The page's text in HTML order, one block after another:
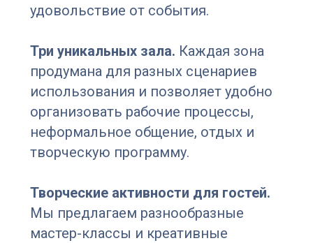
удовольствие от события.
Три уникальных зала. Каждая зона
продумана для разных сценариев
использования и позволяет удобно
организовать рабочие процессы,
неформальное общение, отдых и
творческую программу.
Творческие активности для гостей.
Мы предлагаем разнообразные
мастер-классы и креативные